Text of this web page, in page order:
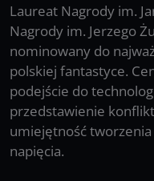
Laureat Nagrody im.
Nagrody im. Jerzego
nominowany do
polskiej fantastyce.
podejście do
przedstawienie
umiejętność
napięcia.